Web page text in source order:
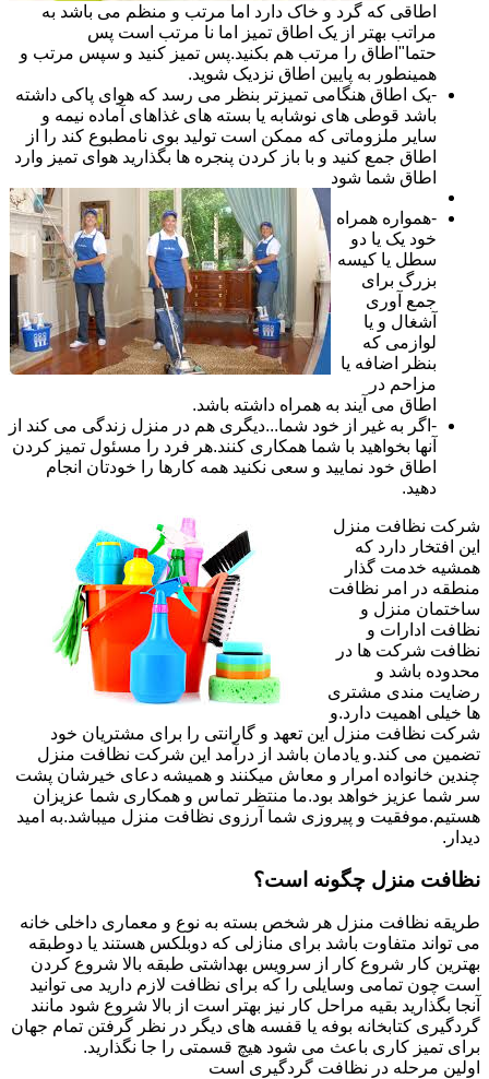
اطاقی که گرد و خاک دارد اما مرتب و منظم می باشد به
مراتب بهتر از یک اطاق تمیز اما نا مرتب است پس
حتما"اطاق را مرتب هم بکنید.پس تمیز کنید و سپس مرتب و
همینطور به پایین اطاق نزدیک شوید.
-یک اطاق هنگامی تمیزتر بنظر می رسد که هوای پاکی داشته
باشد قوطی های نوشابه یا بسته های غذاهای آماده نیمه و
سایر ملزوماتی که ممکن است تولید بوی نامطبوع کند را از
اطاق جمع کنید و با باز کردن پنجره ها بگذارید هوای تمیز وارد
اطاق شما شود
-همواره همراه
خود یک یا دو
سطل یا کیسه
بزرگ برای
جمع آوری
آشغال و یا
لوازمی که
بنظر اضافه یا
مزاحم در
اطاق می آیند به همراه داشته باشد.
-اگر به غیر از خود شما...دیگری هم در منزل زندگی می کند از
آنها بخواهید با شما همکاری کنند.هر فرد را مسئول تمیز کردن
اطاق خود نمایید و سعی نکنید همه کارها را خودتان انجام
دهید.
شرکت نظافت منزل
این افتخار دارد که
همشیه خدمت گذار
منطقه در امر نظافت
ساختمان منزل و
نظافت ادارات و
نظافت شرکت ها در
محدوده باشد و
رضایت مندی مشتری
ها خیلی اهمیت دارد.و
شرکت نظافت منزل این تعهد و گارانتی را برای مشتریان خود
تضمین می کند.و یادمان باشد از درآمد این شرکت نظافت منزل
چندین خانواده امرار و معاش میکنند و همیشه دعای خیرشان پشت
سر شما عزیز خواهد بود.ما منتظر تماس و همکاری شما عزیزان
هستیم.موفقیت و پیروزی شما آرزوی نظافت منزل میباشد.به امید
دیدار.
نظافت منزل چگونه است؟
طریقه نظافت منزل هر شخص بسته به نوع و معماری داخلی خانه
می تواند متفاوت باشد برای منازلی که دوبلکس هستند یا دوطبقه
بهترین کار شروع کار از سرویس بهداشتی طبقه بالا شروع کردن
است چون تمامی وسایلی را که برای نظافت لازم دارید می توانید
آنجا بگذارید بقیه مراحل کار نیز بهتر است از بالا شروع شود مانند
گردگیری کتابخانه بوفه یا قفسه های دیگر در نظر گرفتن تمام جهان
برای تمیز کاری باعث می شود هیچ قسمتی را جا نگذارید.
اولین مرحله در نظافت گردگیری است